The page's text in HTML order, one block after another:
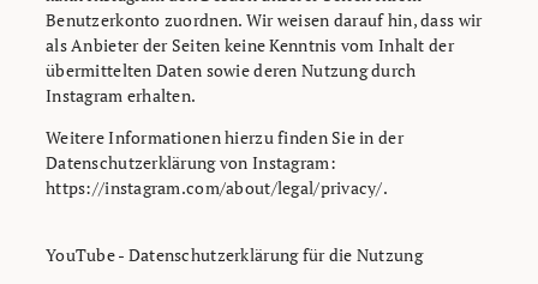
Benutzerkonto zuordnen. Wir weisen darauf hin, dass wir
als Anbieter der Seiten keine Kenntnis vom Inhalt der
übermittelten Daten sowie deren Nutzung durch
Instagram erhalten.
Weitere Informationen hierzu finden Sie in der
Datenschutzerklärung von Instagram:
https://instagram.com/about/legal/privacy/.
YouTube - Datenschutzerklärung für die Nutzung